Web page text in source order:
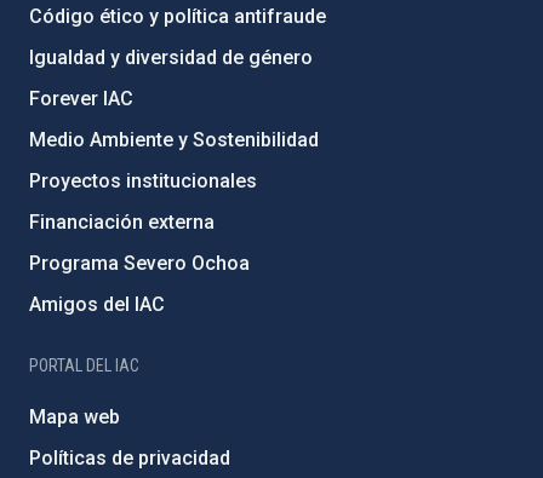
Código ético y política antifraude
Igualdad y diversidad de género
Forever IAC
Medio Ambiente y Sostenibilidad
Proyectos institucionales
Financiación externa
Programa Severo Ochoa
Amigos del IAC
PORTAL DEL IAC
Mapa web
Políticas de privacidad